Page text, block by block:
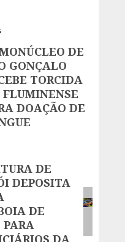
DE
GONÇALO
TORCIDA
FLUMINENSE
DOAÇÃO DE
DE
DEPOSITA
DE